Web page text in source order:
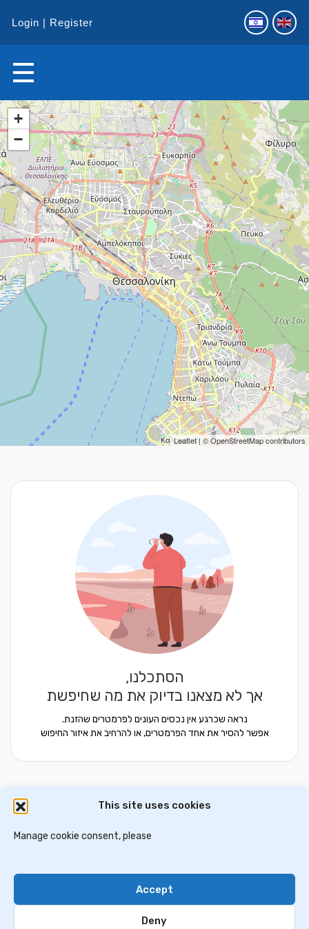
This site uses cookies
Manage cookie consent, please
Accept
Deny
Login Register
+
−
Leaflet| ©OpenStreetMapcontributors
הסתכלנו,
אך לא מצאנו בדיוק את מה שחיפשת
נראה שכרגע אין נכסים העונים לפרמטרים שהזנת.
אפשר להסיר את אחד הפרמטרים, או להרחיב את איזור החיפוש
Privacy Policy
Contact Us